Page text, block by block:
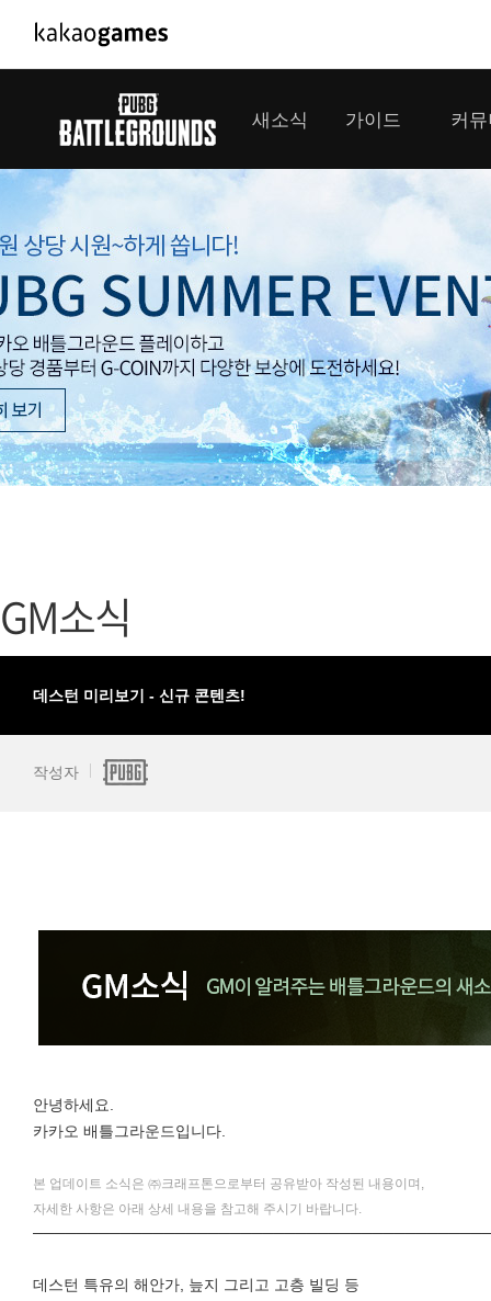
PC/모바일게임
도깨비의세계
아키에이지 워
아레스 : 라이즈 오브 가디언즈
배틀그라
패스 오브
패스 오브
모바일게임
우마무스메 프리티 더비
SMiniz
프렌즈팝콘
서비스
내정보
보안센터
새소식
이벤트
업데이트
대회소식
가이드 커
플레이
클랜
모집
GM소식
데스턴 미리보기 - 신규 콘텐츠!
작성자
안녕하세요.
카카오 배틀그라운드입니다.
본 업데이트 소식은 ㈜크래프톤으로부터 공유받아 작성된 내용이며,
자세한 사항은 아래 상세 내용을 참고해 주시기 바랍니다.
데스턴 특유의 해안가, 늪지 그리고 고층 빌딩 등